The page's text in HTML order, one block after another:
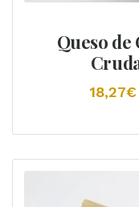
Queso
18,27€